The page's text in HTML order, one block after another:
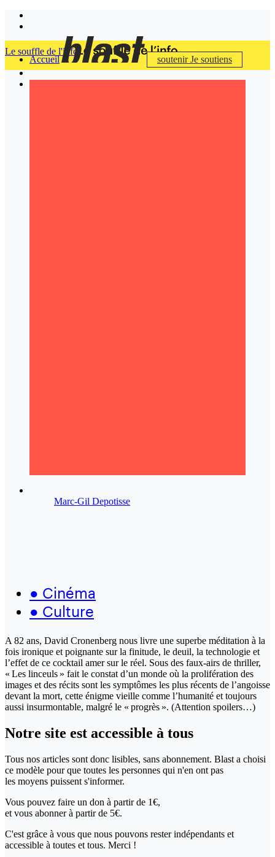
Accueil soutenirJe soutiens
Le souffle de l'info
Marc-Gil Depotisse
● Cinéma
● Culture
A 82 ans, David Cronenberg nous livre une superbe méditation à la
fois ironique et poignante sur la finitude, le deuil, la technologie et
l’effet de ce cocktail amer sur le réel. Sous des faux-airs de thriller,
« Les linceuls » fait le constat d’un monde où la prolifération des
images et des récits sont les symptômes les plus récents de l’angoisse
devant la mort, cette énigme vieille comme l’humanité et toujours
aussi insurmontable, malgré le « progrès ». (Attention spoilers…)
Notre site est accessible à tous
Tous nos articles sont donc lisibles, sans abonnement. Blast a choisi
ce modèle pour que toutes les personnes qui n'en ont pas
les moyens puissent s'informer.
Vous pouvez faire un don à partir de 1€,
et vous abonner à partir de 5€.
C'est grâce à vous que nous pouvons rester indépendants et
accessible à toutes et tous. Merci !